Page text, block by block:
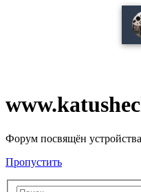
Форум посвящён
Пропустить